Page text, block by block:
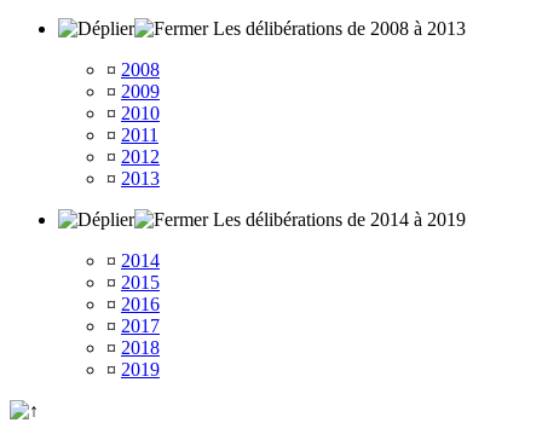
Les délibérations de 2008 à 2013
¤ 2008
¤ 2009
¤ 2010
¤ 2011
¤ 2012
¤ 2013
Les délibérations de 2014 à 2019
¤ 2014
¤ 2015
¤ 2016
¤ 2017
¤ 2018
¤ 2019